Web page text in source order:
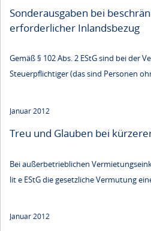
Sonderausgaben bei
erforderlicher Inlandsbezug
Gemäß § 102 Abs. 2 EStG sind bei der
Steuerpflichtiger (das sind Personen
Januar 2012
Treu und Glauben bei
Bei außerbetrieblichen
lit e EStG die gesetzliche Vermutung
Januar 2012